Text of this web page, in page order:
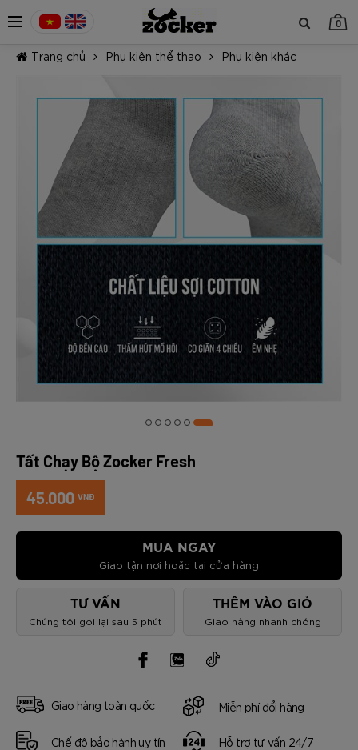
0
TIẾP TỤC MUA HÀNG
Trang chủ Phụ kiện thể thao Phụ kiện khác
Tất Chạy Bộ Zocker Fresh
45.000 VNĐ
MUA NGAY
Giao tận nơi hoặc tại cửa hàng
TƯ VẤN
Chúng tôi gọi lại sau 5 phút
THÊM VÀO GIỎ
Giao hàng nhanh chóng
Giao hàng toàn quốc Miễn phí đổi hàng
Chế độ bảo hành uy tín Hỗ trợ tư vấn 24/7